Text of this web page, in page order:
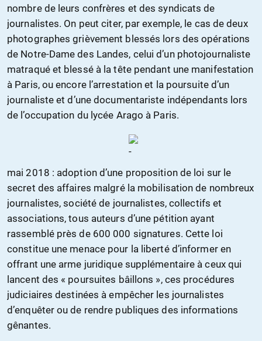
nombre de leurs confrères et des syndicats de
journalistes. On peut citer, par exemple, le cas de deux
photographes grièvement blessés lors des opérations
de Notre-Dame des Landes, celui d’un photojournaliste
matraqué et blessé à la tête pendant une manifestation
à Paris, ou encore l’arrestation et la poursuite d’un
journaliste et d’une documentariste indépendants lors
de l’occupation du lycée Arago à Paris.
mai 2018 : adoption d’une proposition de loi sur le
secret des affaires malgré la mobilisation de nombreux
journalistes, société de journalistes, collectifs et
associations, tous auteurs d’une pétition ayant
rassemblé près de 600 000 signatures. Cette loi
constitue une menace pour la liberté d’informer en
offrant une arme juridique supplémentaire à ceux qui
lancent des « poursuites bâillons », ces procédures
judiciaires destinées à empêcher les journalistes
d’enquêter ou de rendre publiques des informations
gênantes.